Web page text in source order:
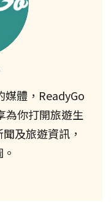
媒體，ReadyGo
為你打開旅遊生
及旅遊資訊，